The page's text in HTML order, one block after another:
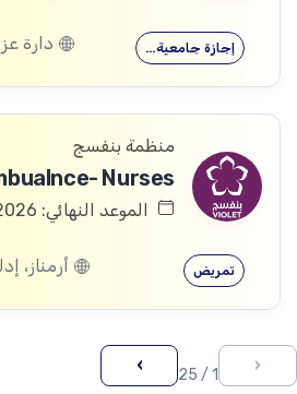
إجازة جامعية… دارة
منظمة بنفسج
Nurses
الموعد النهائي: 31/07/2026
تمريض أرمناز،
‹
1 / 25
›